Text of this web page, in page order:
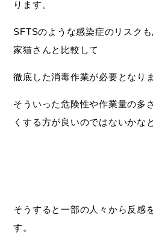
ります。
SFTSのような感染症のリスク
家猫さんと比較して
徹底した消毒作業が必要となり
そういった危険性や作業量の多
くする方が良いのではないかな
そうすると一部の人々から反感
す。